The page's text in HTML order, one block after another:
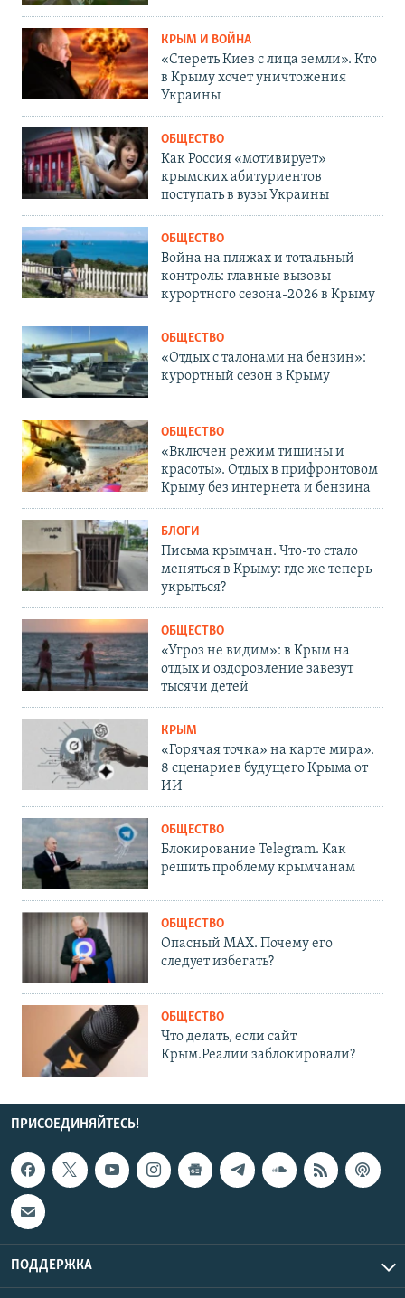
КРЫМ И ВОЙНА
«Стереть Киев с лица земли». Кто
в Крыму хочет уничтожения
Украины
ОБЩЕСТВО
Как Россия «мотивирует»
крымских абитуриентов
поступать в вузы Украины
ОБЩЕСТВО
Война на пляжах и тотальный
контроль: главные вызовы
курортного сезона-2026 в Крыму
ОБЩЕСТВО
«Отдых с талонами на бензин»:
курортный сезон в Крыму
ОБЩЕСТВО
«Включен режим тишины и
красоты». Отдых в прифронтовом
Крыму без интернета и бензина
БЛОГИ
Письма крымчан. Что-то стало
меняться в Крыму: где же теперь
укрыться?
ОБЩЕСТВО
«Угроз не видим»: в Крым на
отдых и оздоровление завезут
тысячи детей
КРЫМ
«Горячая точка» на карте мира».
8 сценариев будущего Крыма от
ИИ
ОБЩЕСТВО
Блокирование Telegram. Как
решить проблему крымчанам
ОБЩЕСТВО
Опасный MAX. Почему его
следует избегать?
ОБЩЕСТВО
Что делать, если сайт
Крым.Реалии заблокировали?
ПРИСОЕДИНЯЙТЕСЬ!
ПОДДЕРЖКА